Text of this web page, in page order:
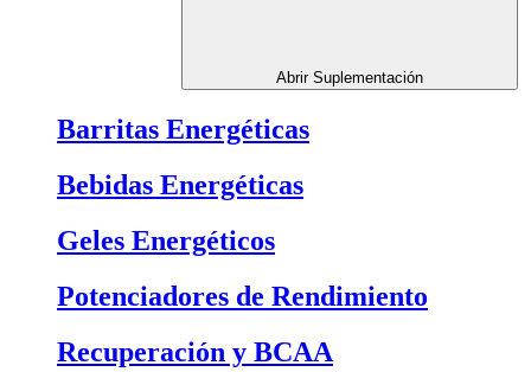
Abrir Suplementación
Barritas Energéticas
Bebidas Energéticas
Geles Energéticos
Potenciadores de Rendimiento
Recuperación y BCAA